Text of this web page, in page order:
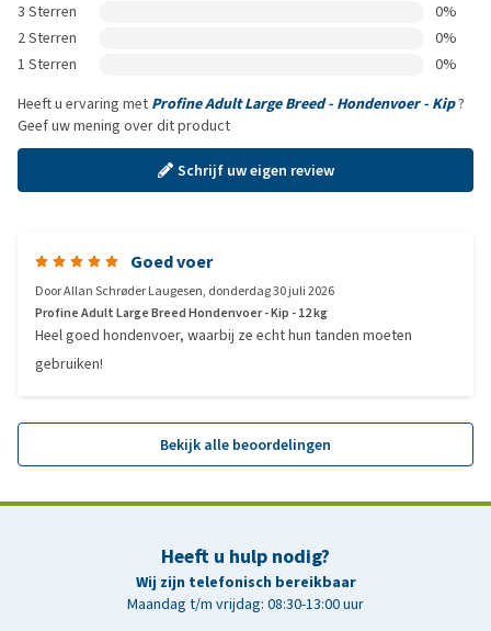
3 Sterren
0%
2 Sterren
0%
1 Sterren
0%
Heeft u ervaring met Profine Adult Large Breed - Hondenvoer - Kip?
Geef uw mening over dit product
Schrijf uw eigen review
Goed voer
DoorAllan Schrøder Laugesen, donderdag 30 juli 2026
Profine Adult Large Breed Hondenvoer - Kip - 12 kg
Heel goed hondenvoer, waarbij ze echt hun tanden moeten
gebruiken!
Bekijk alle beoordelingen
Heeft u hulp nodig?
Wij zijn telefonisch bereikbaar
Maandag t/m vrijdag: 08:30-13:00 uur